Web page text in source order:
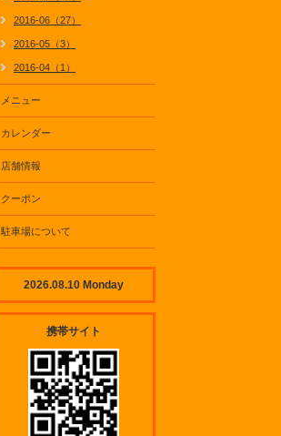
2016-06（27）
2016-05（3）
2016-04（1）
メニュー
カレンダー
店舗情報
クーポン
駐車場について
2026.08.10 Monday
携帯サイト